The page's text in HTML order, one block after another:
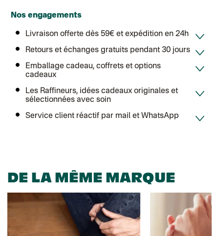
Nos engagements
Livraison offerte dès 59€ et expédition en 24h
Retours et échanges gratuits pendant 30 jours
Emballage cadeau, coffrets et options
cadeaux
Les Raffineurs, idées cadeaux originales et
sélectionnées avec soin
Service client réactif par mail et WhatsApp
DE LA MÊME MARQUE